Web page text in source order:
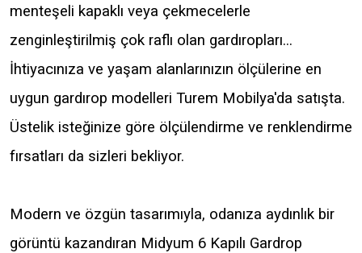
menteşeli kapaklı veya çekmecelerle
zenginleştirilmiş çok raflı olan gardıropları...
İhtiyacınıza ve yaşam alanlarınızın ölçülerine en
uygun gardırop modelleri Turem Mobilya'da satışta.
Üstelik isteğinize göre ölçülendirme ve renklendirme
fırsatları da sizleri bekliyor.
Modern ve özgün tasarımıyla, odanıza aydınlık bir
görüntü kazandıran Midyum 6 Kapılı Gardrop